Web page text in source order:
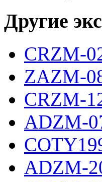
Другие
CRZM-
ZAZM-
CRZM-
ADZM-
ADZM-